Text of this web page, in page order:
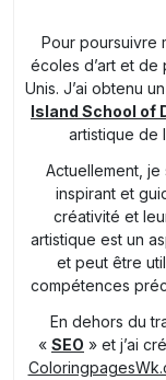
Pour poursuivre
écoles d’art et de
Unis. J’ai obtenu
Island School of
artistique de
Actuellement, je
inspirant et
créativité et
artistique est un
et peut être
compétences
En dehors du
« SEO » et j’ai